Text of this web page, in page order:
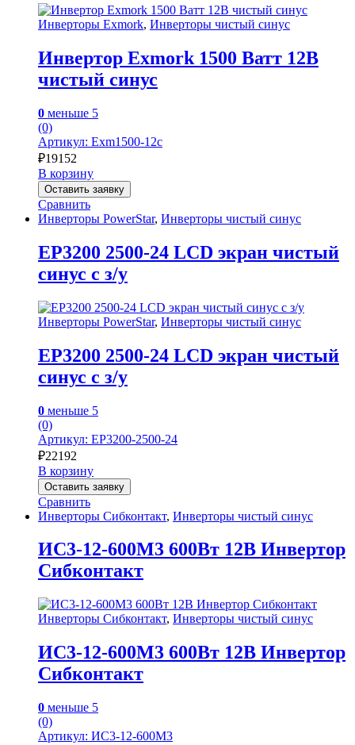
Инверторы Exmork, Инверторы чистый синус
Инвертор Exmork 1500 Ватт 12В
чистый синус
0 меньше 5
(0)
Артикул: Exm1500-12с
₽19152
В корзину
Оставить заявку
Сравнить
Инверторы PowerStar, Инверторы чистый синус
EP3200 2500-24 LCD экран чистый
синус с з/у
Инверторы PowerStar, Инверторы чистый синус
EP3200 2500-24 LCD экран чистый
синус с з/у
0 меньше 5
(0)
Артикул: EP3200-2500-24
₽22192
В корзину
Оставить заявку
Сравнить
Инверторы Сибконтакт, Инверторы чистый синус
ИС3-12-600M3 600Вт 12В Инвертор
Сибконтакт
Инверторы Сибконтакт, Инверторы чистый синус
ИС3-12-600M3 600Вт 12В Инвертор
Сибконтакт
0 меньше 5
(0)
Артикул: ИС3-12-600М3